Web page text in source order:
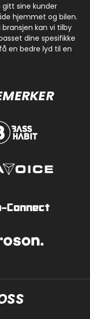
gitt sine kunder
hjemmet og bilen.
kan vi tilby
dine spesifikke
en bedre lyd til en